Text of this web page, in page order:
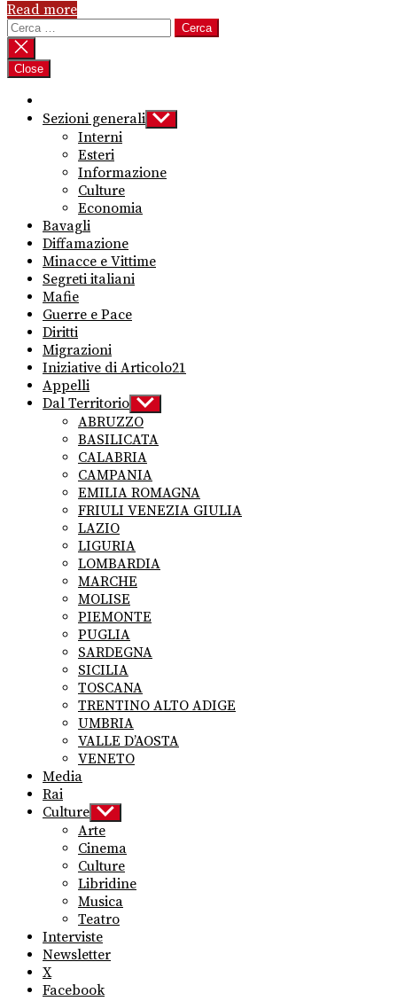
Read more
Ricerca
per:
Close
Sezioni generali Show
sub
Interni
Esteri
Informazione
Culture
Economia
Bavagli
Diffamazione
Minacce e Vittime
Segreti italiani
Mafie
Guerre e Pace
Diritti
Migrazioni
Iniziative di Articolo21
Appelli
Dal Territorio Show
sub
menu
ABRUZZO
BASILICATA
CALABRIA
CAMPANIA
EMILIA ROMAGNA
FRIULI VENEZIA GIULIA
LAZIO
LIGURIA
LOMBARDIA
MARCHE
MOLISE
PIEMONTE
PUGLIA
SARDEGNA
SICILIA
TOSCANA
TRENTINO ALTO ADIGE
UMBRIA
VALLE D’AOSTA
VENETO
Media
Rai
Culture Show
sub
menu
Arte
Cinema
Culture
Libridine
Musica
Teatro
Interviste
Newsletter
X
Facebook